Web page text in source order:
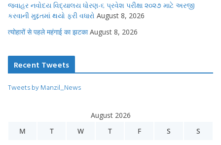
જવાહર નવોદય વિદ્યાલય ધોરણ-૬ પ્રવેશ પરીક્ષા ૨૦૨૭ માટે અરજી
કરવાની મુદ્દતમાં થયો ફરી વધારો August 8, 2026
त्योहारों से पहले महंगाई का झटका August 8, 2026
Recent Tweets
Tweets by Manzil_News
August 2026
M
T W T F S S